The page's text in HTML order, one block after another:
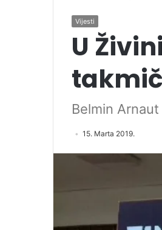
Vijesti
U
Belmin
15. Marta 2019.